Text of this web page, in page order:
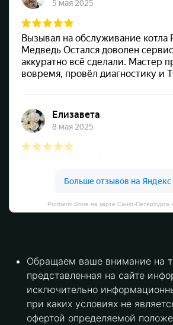
Protherm Store на карте
Обращаем ваше внимание на
представленная на сайте
исключительно
при каких условиях не
офертой определяемой